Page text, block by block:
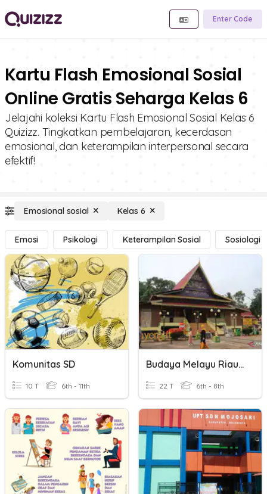
Enter Code
Kartu Flash Emosional Sosial
Online Gratis Seharga Kelas 6
Jelajahi koleksi Kartu Flash Emosional Sosial Kelas 6
Quizizz. Tingkatkan pembelajaran, kecerdasan
emosional, dan keterampilan interpersonal secara
efektif!
Emosional sosial Kelas 6
Emosi Psikologi Keterampilan Sosial Sosiologi
Komunitas SD
10 T 6th - 11th
Budaya Melayu Riau Bab 3 Kelas VII
22 T 6th - 8th